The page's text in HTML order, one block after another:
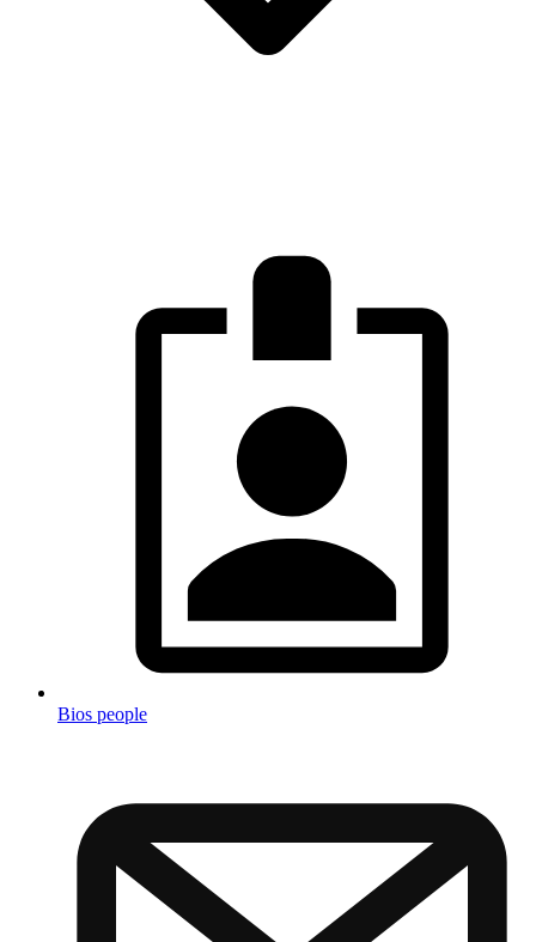
Bios people